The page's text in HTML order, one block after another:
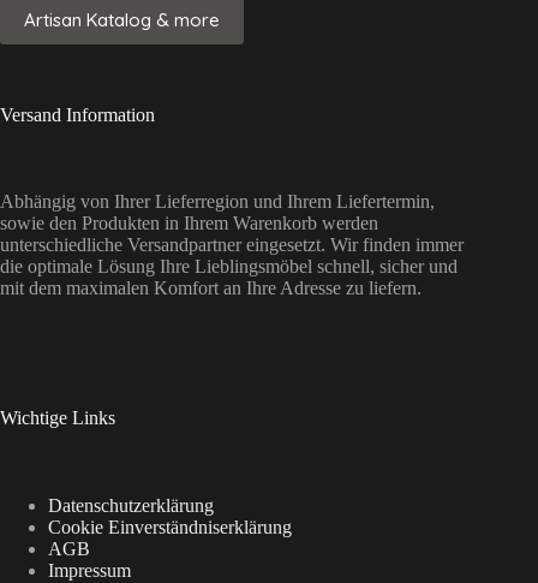
Artisan Katalog & more
Versand Information
Abhängig von Ihrer Lieferregion und Ihrem Liefertermin,
sowie den Produkten in Ihrem Warenkorb werden
unterschiedliche Versandpartner eingesetzt. Wir finden immer
die optimale Lösung Ihre Lieblingsmöbel schnell, sicher und
mit dem maximalen Komfort an Ihre Adresse zu liefern.
Wichtige Links
Datenschutzerklärung
Cookie Einverständniserklärung
AGB
Impressum